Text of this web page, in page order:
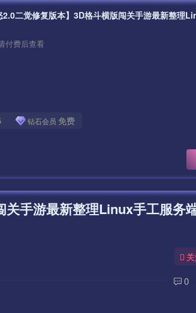
付费后查看
钻石会员 免费
关手游最新整理Linux手工服务
0